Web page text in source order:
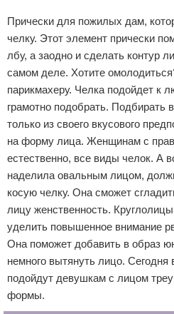
Прически для пожилых дам,
челку. Этот элемент прически
лбу, а заодно и сделать контур
самом деле. Хотите
парикмахеру. Челка подойдет к
грамотно подобрать. Подбирать
только из своего вкусового
на форму лица. Женщинам с
естественно, все виды челок. А
наделила овальным лицом,
косую челку. Она сможет
лицу женственность.
уделить повышенное внимание
Она поможет добавить в образ
немного вытянуть лицо.
подойдут девушкам с лицом
формы.